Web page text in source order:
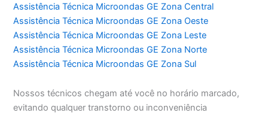
Assistência Técnica Microondas GE Zona Central
Assistência Técnica Microondas GE Zona Oeste
Assistência Técnica Microondas GE Zona Leste
Assistência Técnica Microondas GE Zona Norte
Assistência Técnica Microondas GE Zona Sul
Nossos técnicos chegam até você no horário marcado,
evitando qualquer transtorno ou inconveniência